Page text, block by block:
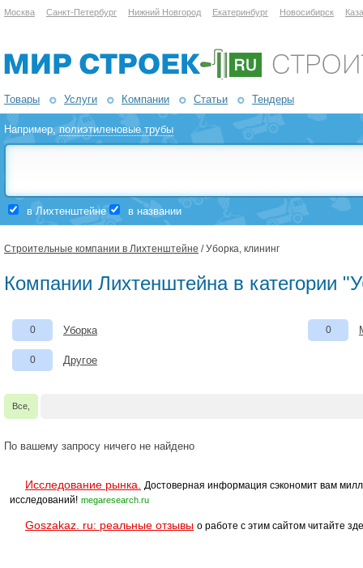
Москва Санкт-Петербург Нижний Новгород Екатеринбург Новосибирск
Товары Услуги Компании Статьи Тендеры
Например,полиэтиленовые трубы
в Лихтенштейне в названии
Строительные компании в Лихтенштейне / Уборка, клининг
Компании Лихтенштейна в категории
0 Уборка 0
0 Другое
Все,
По вашему запросу ничего не найдено
Исследование рынка.
Достоверная информация сэкономит вам
исследований! megaresearch.ru
Goszakaz. ru: реальные отзывы о работе с этим сайтом читайте